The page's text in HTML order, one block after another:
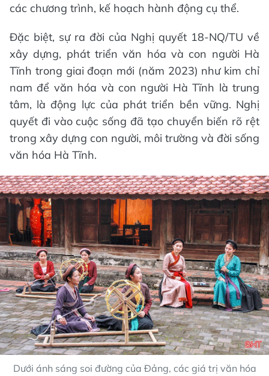
các chương trình, kế hoạch hành động cụ thể.
Đặc biệt, sự ra đời của Nghị quyết 18-NQ/TU về
xây dựng, phát triển văn hóa và con người Hà
Tĩnh trong giai đoạn mới (năm 2023) như kim chỉ
nam để văn hóa và con người Hà Tĩnh là trung
tâm, là động lực của phát triển bền vững. Nghị
quyết đi vào cuộc sống đã tạo chuyển biến rõ rệt
trong xây dựng con người, môi trường và đời sống
văn hóa Hà Tĩnh.
Dưới ánh sáng soi đường của Đảng, các giá trị văn hóa